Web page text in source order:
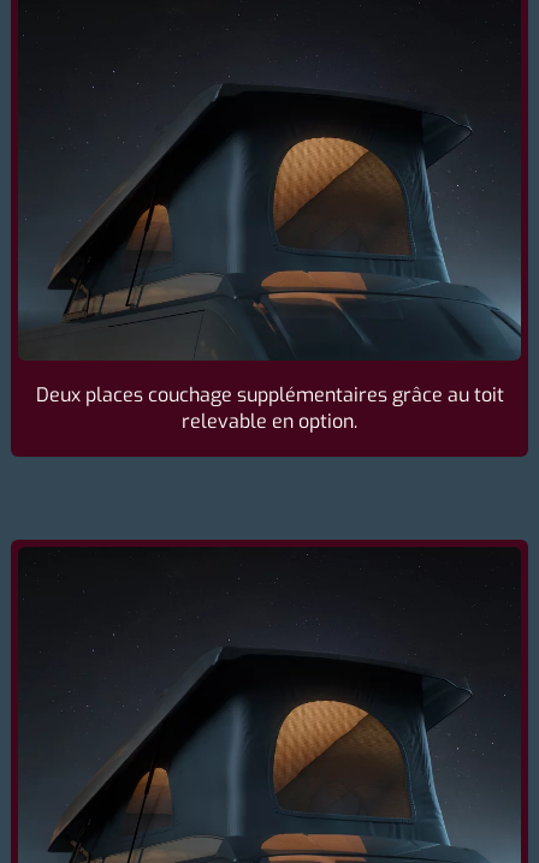
Deux places couchage supplémentaires grâce au toit
relevable en option.